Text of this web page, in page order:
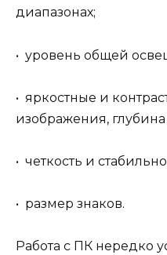
диапазонах;
• уровень общей
• яркостные и
изображения,
• четкость и
• размер знаков.
Работа с ПК нередко